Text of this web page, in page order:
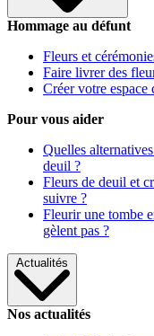
Hommage au défunt
Fleurs et
Faire livrer des
Créer votre espace
Pour vous aider
Quelles
deuil ?
Fleurs de deuil et
suivre ?
Fleurir une tombe
gèlent pas ?
Actualités
Nos actualités